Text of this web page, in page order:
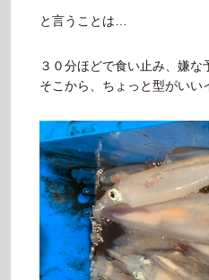
と言うことは…
３０分ほどで食い止み、嫌
そこから、ちょっと型がいい